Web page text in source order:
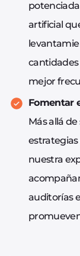
artificial
mejor
Fomentar
Más allá
estrategias
nuestra
auditorías